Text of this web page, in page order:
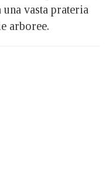
vasta prateria
arboree.